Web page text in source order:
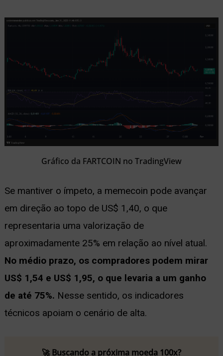
Gráfico da FARTCOIN no TradingView
Se mantiver o ímpeto, a memecoin pode avançar
em direção ao topo de US$ 1,40, o que
representaria uma valorização de
aproximadamente 25% em relação ao nível atual.
No médio prazo, os compradores podem mirar
US$ 1,54 e US$ 1,95, o que levaria a um ganho
de até 75%. Nesse sentido, os indicadores
técnicos apoiam o cenário de alta.
🚀 Buscando a próxima moeda 100x?